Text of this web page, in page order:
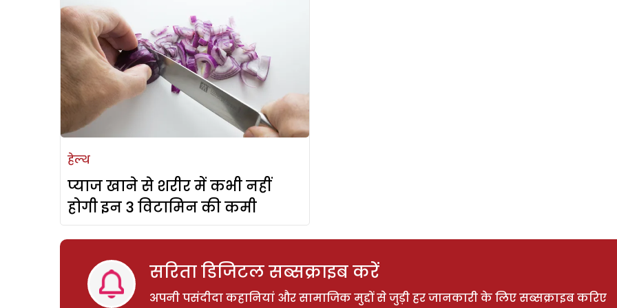
हेल्थ
प्याज खाने से शरीर में कभी नहीं
होगी इन 3 विटामिन की कमी
सरिता डिजिटल सब्सक्राइब करें
अपनी पसंदीदा कहानियां और सामाजिक मुद्दों से जुड़ी हर जानकारी के लिए सब्सक्राइब करिए